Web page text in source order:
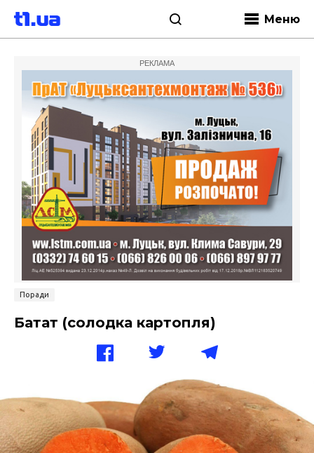
Меню
РЕКЛАМА
Поради
Батат (солодка картопля)